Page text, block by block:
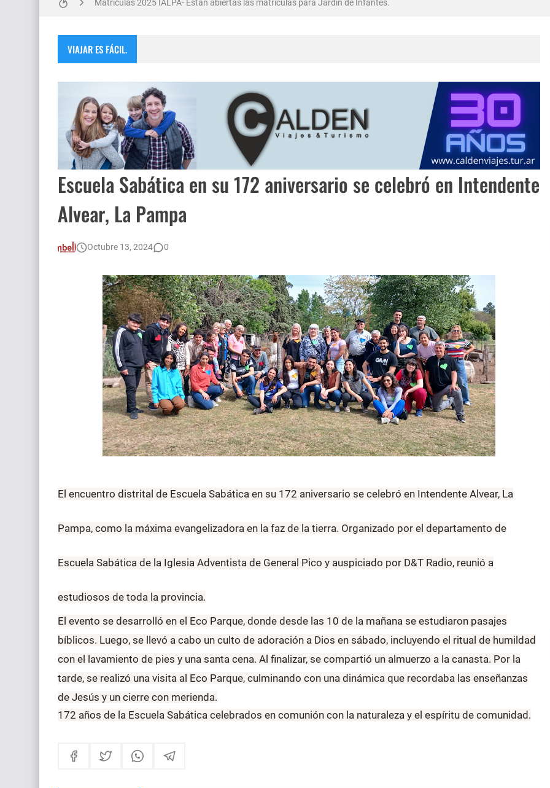
Matrículas 2025 IALPA- Estan abiertas las matrículas para Jardin de Infantes.
Encuentro de Matrimonios en Toay.
Monte Hermoso, las playas mas cálidas con Norma Abadie.
VIAJAR ES FÁCIL.
Escuela Sabática en su 172 aniversario se celebró en Intendente
Alvear, La Pampa
Octubre 13, 2024 0
El encuentro distrital de Escuela Sabática en su 172 aniversario se celebró en Intendente Alvear, La
Pampa, como la máxima evangelizadora en la faz de la tierra. Organizado por el departamento de
Escuela Sabática de la Iglesia Adventista de General Pico y auspiciado por D&T Radio, reunió a
estudiosos de toda la provincia.
El evento se desarrolló en el Eco Parque, donde desde las 10 de la mañana se estudiaron pasajes
bíblicos. Luego, se llevó a cabo un culto de adoración a Dios en sábado, incluyendo el ritual de humildad
con el lavamiento de pies y una santa cena. Al finalizar, se compartió un almuerzo a la canasta. Por la
tarde, se realizó una visita al Eco Parque, culminando con una dinámica que recordaba las enseñanzas
de Jesús y un cierre con merienda.
172 años de la Escuela Sabática celebrados en comunión con la naturaleza y el espíritu de comunidad.